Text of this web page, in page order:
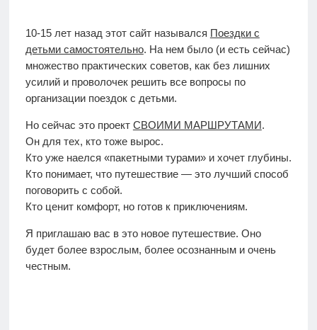
10-15 лет назад этот сайт назывался Поездки с
детьми самостоятельно. На нем было (и есть сейчас)
множество практических советов, как без лишних
усилий и проволочек решить все вопросы по
организации поездок с детьми.
Но сейчас это проект СВОИМИ МАРШРУТАМИ.
Он для тех, кто тоже вырос.
Кто уже наелся «пакетными турами» и хочет глубины.
Кто понимает, что путешествие — это лучший способ
поговорить с собой.
Кто ценит комфорт, но готов к приключениям.
Я приглашаю вас в это новое путешествие. Оно
будет более взрослым, более осознанным и очень
честным.